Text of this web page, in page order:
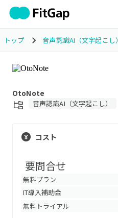
トップ 音声認識AI（文字起こし）
OtoNote
音声認識AI（文字起こし）
コスト
要問合せ
無料プラン
IT導入補助金
無料トライアル